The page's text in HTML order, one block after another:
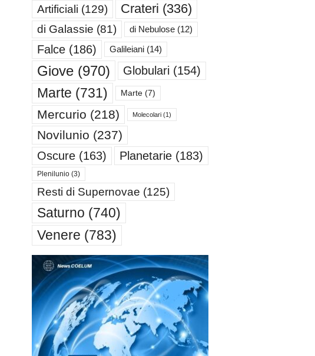
Artificiali (129) Crateri (336)
di Galassie (81) di Nebulose(12)
Falce(186) Galileiani(14)
Giove(970) Globulari (154)
Marte (731) Marte(7)
Mercurio (218) Molecolari(1)
Novilunio (237)
Oscure(163) Planetarie(183)
Plenilunio(3)
Resti di Supernovae (125)
Saturno (740)
Venere (783)